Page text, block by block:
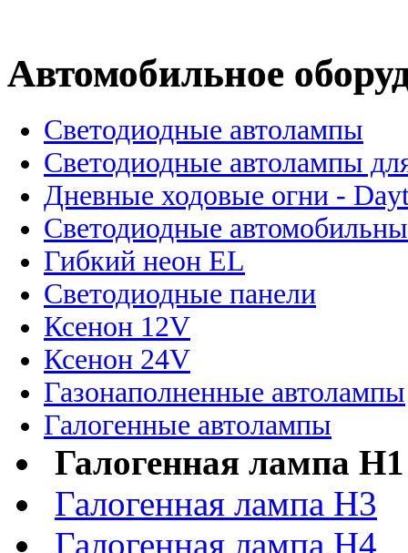
Автомобильное
Светодиодные автолампы
Светодиодные автолампы
Дневные ходовые огни -
Светодиодные
Гибкий неон EL
Светодиодные панели
Ксенон 12V
Ксенон 24V
Газонаполненные автолампы
Галогенные автолампы
Галогенная лампа H1
Галогенная лампа H3
Галогенная лампа H4